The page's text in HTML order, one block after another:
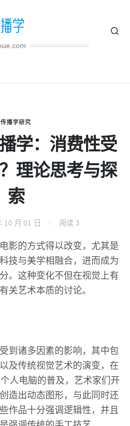
传播学研究
学：消费性受
理论思考与探
索
10 月 01 日 阅读 3
影的方式得以改变，尤其是
技与美学相融合，进而成为
。这种变化不但在视觉上有
关艺术本质的讨论。
到诸多因素的影响，其中包
及传统视觉艺术的演变，在
人电脑的普及，艺术家们开
造出动态图形，与此同时还
作品十分强调逻辑性，并且